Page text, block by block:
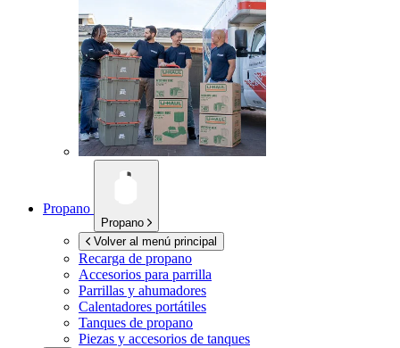
Propano
Propano
Volver al menú principal
Recarga de propano
Accesorios para parrilla
Parrillas y ahumadores
Calentadores portátiles
Tanques de propano
Piezas y accesorios de tanques